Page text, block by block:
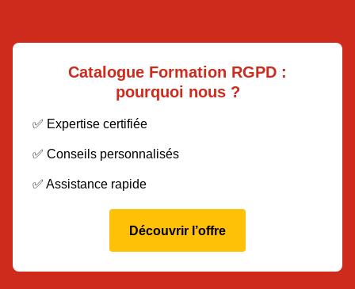
Catalogue Formation RGPD :
pourquoi nous ?
✅ Expertise certifiée
✅ Conseils personnalisés
✅ Assistance rapide
Découvrir l’offre